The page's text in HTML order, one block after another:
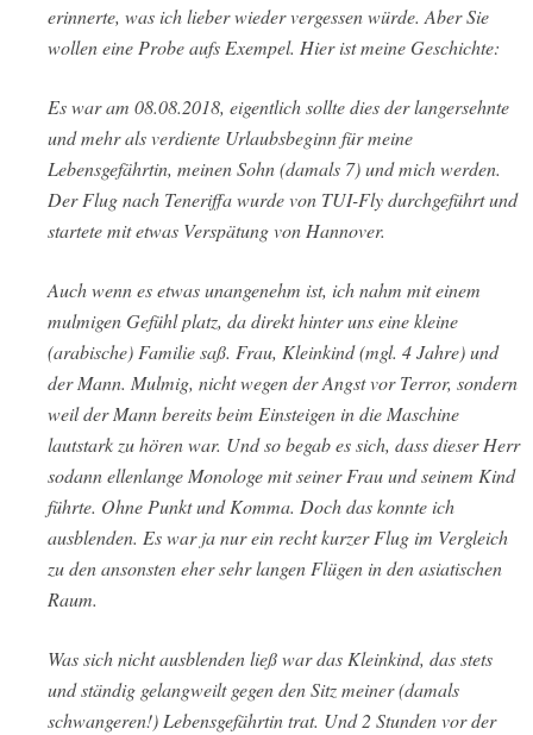
erinnerte, was ich lieber wieder vergessen würde. Aber Sie
wollen eine Probe aufs Exempel. Hier ist meine Geschichte:
Es war am 08.08.2018, eigentlich sollte dies der langersehnte
und mehr als verdiente Urlaubsbeginn für meine
Lebensgefährtin, meinen Sohn (damals 7) und mich werden.
Der Flug nach Teneriffa wurde von TUI-Fly durchgeführt und
startete mit etwas Verspätung von Hannover.
Auch wenn es etwas unangenehm ist, ich nahm mit einem
mulmigen Gefühl platz, da direkt hinter uns eine kleine
(arabische) Familie saß. Frau, Kleinkind (mgl. 4 Jahre) und
der Mann. Mulmig, nicht wegen der Angst vor Terror, sondern
weil der Mann bereits beim Einsteigen in die Maschine
lautstark zu hören war. Und so begab es sich, dass dieser Herr
sodann ellenlange Monologe mit seiner Frau und seinem Kind
führte. Ohne Punkt und Komma. Doch das konnte ich
ausblenden. Es war ja nur ein recht kurzer Flug im Vergleich
zu den ansonsten eher sehr langen Flügen in den asiatischen
Raum.
Was sich nicht ausblenden ließ war das Kleinkind, das stets
und ständig gelangweilt gegen den Sitz meiner (damals
schwangeren!) Lebensgefährtin trat. Und 2 Stunden vor der